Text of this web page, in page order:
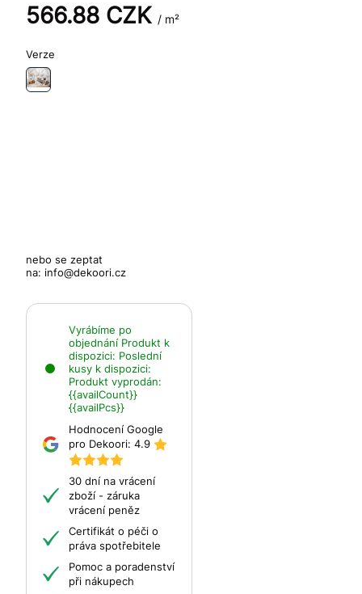
566.88 CZK / m²
Verze
nebo se zeptat
na: info@dekoori.cz
Vyrábíme po
objednání Produkt k
dispozici: Poslední
kusy k dispozici:
Produkt vyprodán:
{{availCount}}
{{availPcs}}
Hodnocení Google
pro Dekoori: 4.9
30 dní na vrácení
zboží - záruka
vrácení peněz
Certifikát o péči o
práva spotřebitele
Pomoc a poradenství
při nákupech